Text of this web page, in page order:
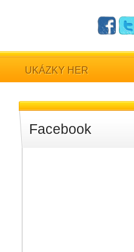
UKÁZKY HER
Facebook